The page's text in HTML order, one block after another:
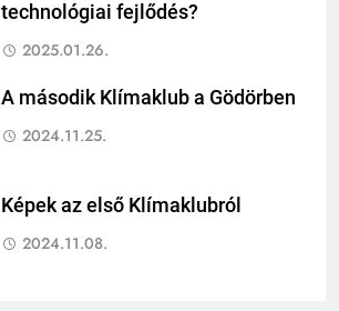
technológiai fejlődés?
2025.01.26.
A második Klímaklub a Gödörben
2024.11.25.
Képek az első Klímaklubról
2024.11.08.